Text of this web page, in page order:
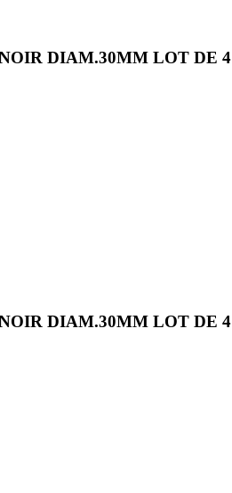
DIAM.30MM LOT DE 4
DIAM.30MM LOT DE 4